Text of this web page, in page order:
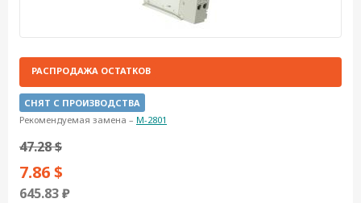
РАСПРОДАЖА ОСТАТКОВ
СНЯТ С ПРОИЗВОДСТВА
Рекомендуемая замена – M-2801
47.28 $
7.86 $
645.83 ₽